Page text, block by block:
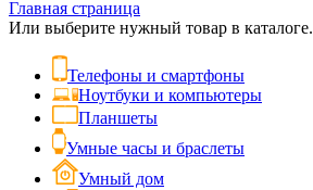
Главная страница
Или выберите нужный товар в каталоге.
Телефоны и смартфоны
Ноутбуки и компьютеры
Планшеты
Умные часы и браслеты
Умный дом